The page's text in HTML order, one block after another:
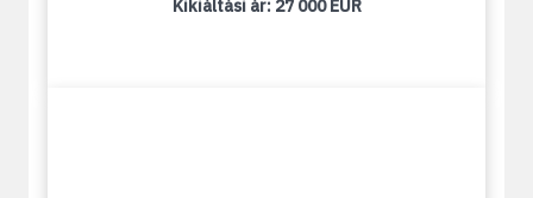
Kikiáltási ár: 27 000 EUR